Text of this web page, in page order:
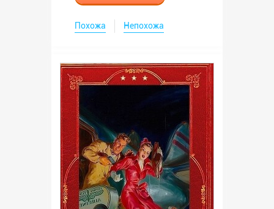
Похожа Непохожа